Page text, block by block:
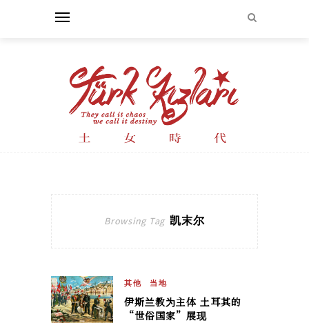
Browsing Tag 凯末尔
其他 当地
伊斯兰教为主体 土耳其的
“世俗国家”展现